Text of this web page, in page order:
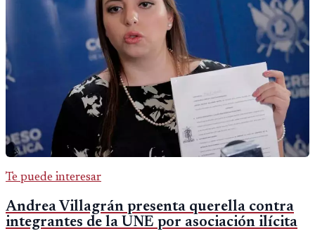
Te puede interesar
Andrea Villagrán presenta querella contra
integrantes de la UNE por asociación ilícita